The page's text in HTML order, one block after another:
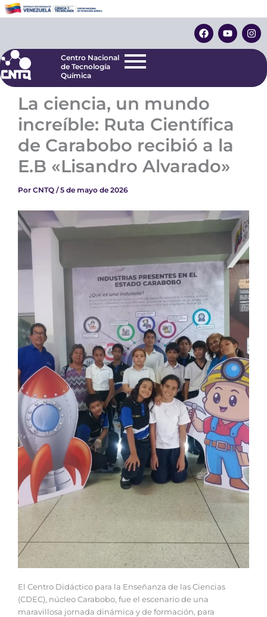
al
F
a
c
o
Y
o
u
e
I
n
s
r
Centro Nacional
de Tecnología
Centro Nacional
de Tecnología
Química
La ciencia, un mundo
increíble: Ruta Científica
de Carabobo recibió a la
E.B «Lisandro Alvarado»
Por CNTQ /5 de mayo de 2026
El Centro Didáctico para la Enseñanza de las Ciencias
(CDEC), núcleo Carabobo, fue el escenario de una
maravillosa jornada dinámica y de formación, para